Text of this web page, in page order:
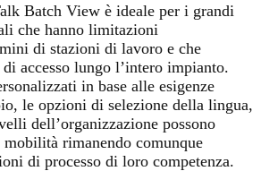
Batch View è ideale per i grandi
che hanno limitazioni
di stazioni di lavoro e che
accesso lungo l’intero impianto.
in base alle esigenze
le opzioni di selezione della lingua,
dell’organizzazione possono
mobilità rimanendo comunque
di processo di loro competenza.